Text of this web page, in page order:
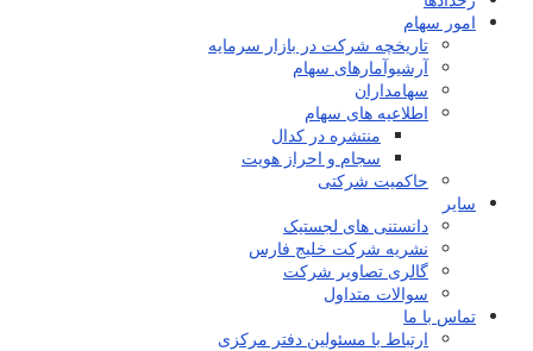
امور سهام
تاریخچه شرکت در بازار سرمایه
آرشیوآمارهای سهام
سهامداران
اطلاعیه های سهام
منتشره در کدال
سجام و احراز هویت
حاکمیت شرکتی
سایر
دانستنی های لجستیک
نشریه شرکت خلیج فارس
گالری تصاویر شرکت
سوالات متداول
تماس با ما
ارتباط با مسئولین دفتر مرکزی